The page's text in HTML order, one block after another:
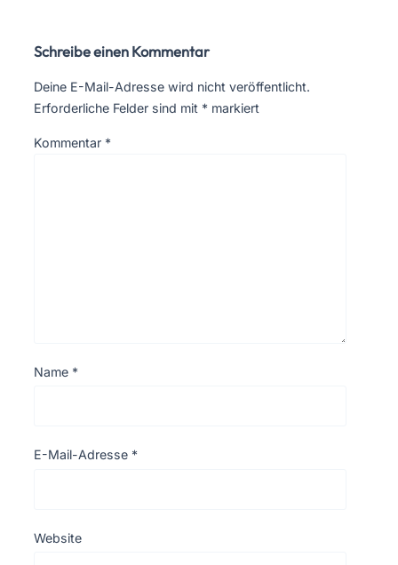
Schreibe einen Kommentar
Deine E-Mail-Adresse wird nicht veröffentlicht.
Erforderliche Felder sind mit * markiert
Kommentar *
Name *
E-Mail-Adresse *
Website